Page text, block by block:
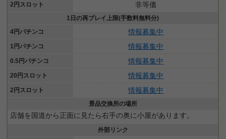
2円スロット 非等価
1日の再プレイ上限(手数料無料分)
4円パチンコ
情報募集中
1円パチンコ 情報募集中
0.5円パチンコ 情報募集中
20円スロット 情報募集中
2円スロット 情報募集中
景品交換所の場所
店舗を国道から正面に見たら右手の奥に小屋があります。
外部リンク